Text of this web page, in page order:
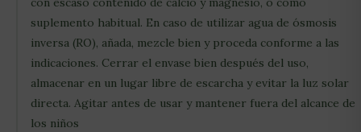
suplemento habitual. En caso de utilizar agua de ósmosis
inversa (RO), añada, mezcle bien y proceda conforme a las
indicaciones. Cerrar el envase bien después del uso,
almacenar en un lugar libre de escarcha y evitar la luz solar
directa. Agitar antes de usar y mantener fuera del alcance de
los niños